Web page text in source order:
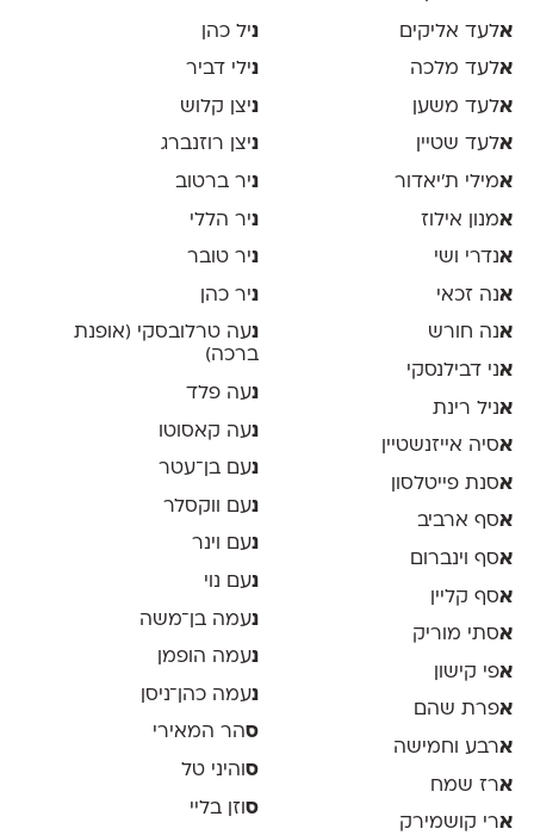
אלעד אליקים
אלעד מלכה
אלעד משען
אלעד שטיין
אמילי ת׳יאדור
אמנון אילוז
אנדרי ושי
אנה זכאי
אנה חורש
אני דבילנסקי
אניל רינת
אסיה אייזנשטיין
אסנת פייטלסון
אסף ארביב
אסף וינברום
אסף קליין
אסתי מוריק
אפי קישון
אפרת שהם
ארבע וחמישה
ארז שמח
ארי קושמירק
ניל כהן
נילי דביר
ניצן קלוש
ניצן רוזנברג
ניר ברטוב
ניר הללי
ניר טובר
ניר כהן
נעה טרלובסקי (אופנת
ברכה)
נעה פלד
נעה קאסוטו
נעם בן־עטר
נעם ווקסלר
נעם וינר
נעם נוי
נעמה בן־משה
נעמה הופמן
נעמה כהן־ניסן
סהר המאירי
ס והיני טל
סוזן בליי